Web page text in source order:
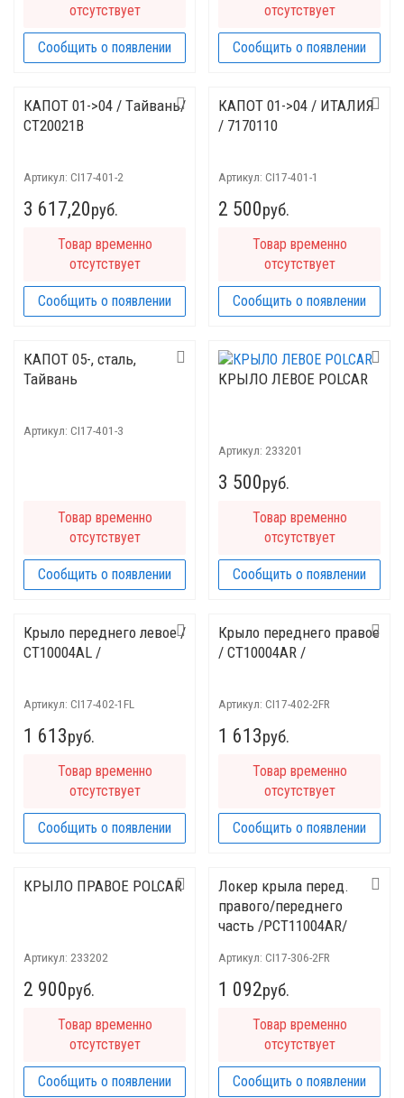
отсутствует
Сообщить о появлении
отсутствует
Сообщить о появлении
КАПОТ 01->04 / Tайвань/
CT20021B
Артикул: CI17-401-2
3 617,20руб.
Товар временно
отсутствует
Сообщить о появлении
КАПОТ 01->04 / ИТАЛИЯ
/ 7170110
Артикул: CI17-401-1
2 500руб.
Товар временно
отсутствует
Сообщить о появлении
КАПОТ 05-, cталь,
Тайвань
Артикул: CI17-401-3
Товар временно
отсутствует
Сообщить о появлении
КРЫЛО ЛЕВОЕ POLCAR
Артикул: 233201
3 500руб.
Товар временно
отсутствует
Сообщить о появлении
Крыло переднего левое /
CT10004AL /
Артикул: CI17-402-1FL
1 613руб.
Товар временно
отсутствует
Сообщить о появлении
Крыло переднего правое
/ CT10004AR /
Артикул: CI17-402-2FR
1 613руб.
Товар временно
отсутствует
Сообщить о появлении
КРЫЛО ПРАВОЕ POLCAR
Артикул: 233202
2 900руб.
Товар временно
отсутствует
Сообщить о появлении
Локер крыла перед.
правого/переднего
часть /PCT11004AR/
Артикул: CI17-306-2FR
1 092руб.
Товар временно
отсутствует
Сообщить о появлении